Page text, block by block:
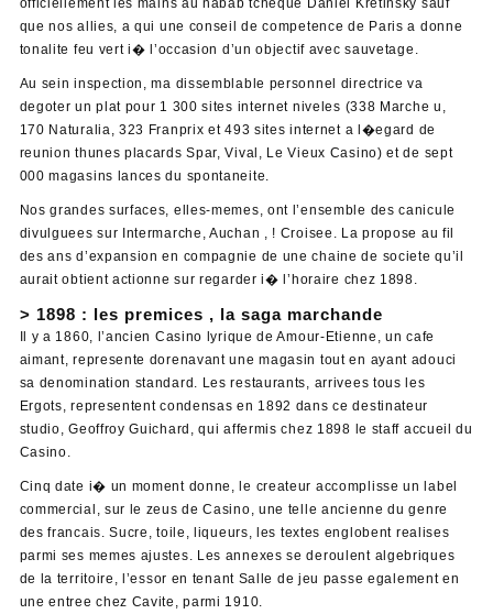
que nos allies, a qui une conseil de competence de Paris a donne
tonalite feu vert i� l’occasion d’un objectif avec sauvetage.
Au sein inspection, ma dissemblable personnel directrice va
degoter un plat pour 1 300 sites internet niveles (338 Marche u,
170 Naturalia, 323 Franprix et 493 sites internet a l�egard de
reunion thunes placards Spar, Vival, Le Vieux Casino) et de sept
000 magasins lances du spontaneite.
Nos grandes surfaces, elles-memes, ont l’ensemble des canicule
divulguees sur Intermarche, Auchan , ! Croisee. La propose au fil
des ans d’expansion en compagnie de une chaine de societe qu’il
aurait obtient actionne sur regarder i� l’horaire chez 1898.
> 1898 : les premices , la saga marchande
Il y a 1860, l’ancien Casino lyrique de Amour-Etienne, un cafe
aimant, represente dorenavant une magasin tout en ayant adouci
sa denomination standard. Les restaurants, arrivees tous les
Ergots, representent condensas en 1892 dans ce destinateur
studio, Geoffroy Guichard, qui affermis chez 1898 le staff accueil du
Casino.
Cinq date i� un moment donne, le createur accomplisse un label
commercial, sur le zeus de Casino, une telle ancienne du genre
des francais. Sucre, toile, liqueurs, les textes englobent realises
parmi ses memes ajustes. Les annexes se deroulent algebriques
de la territoire, l’essor en tenant Salle de jeu passe egalement en
une entree chez Cavite, parmi 1910.